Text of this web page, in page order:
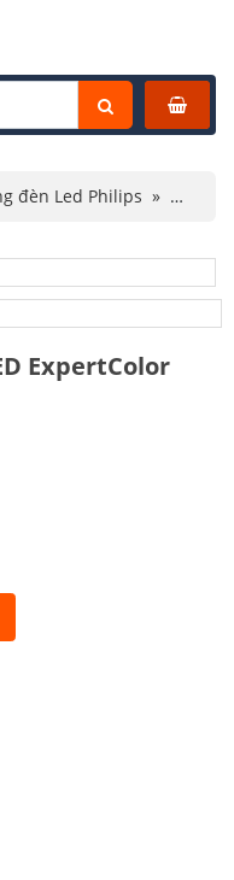
đèn Led Philips »
ExpertColor